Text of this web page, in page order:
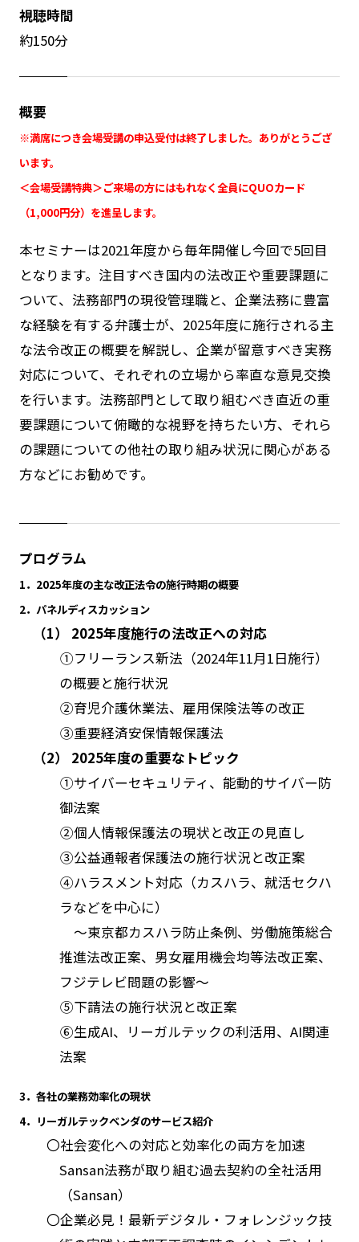
視聴時間
約150分
概要
※満席につき会場受講の申込受付は終了しました。ありがとうござ
います。
＜会場受講特典＞ご来場の方にはもれなく全員にQUOカード
（1,000円分）を進呈します。
本セミナーは2021年度から毎年開催し今回で5回目
となります。注目すべき国内の法改正や重要課題に
ついて、法務部門の現役管理職と、企業法務に豊富
な経験を有する弁護士が、2025年度に施行される主
な法令改正の概要を解説し、企業が留意すべき実務
対応について、それぞれの立場から率直な意見交換
を行います。法務部門として取り組むべき直近の重
要課題について俯瞰的な視野を持ちたい方、それら
の課題についての他社の取り組み状況に関心がある
方などにお勧めです。
プログラム
1．2025年度の主な改正法令の施行時期の概要
2．パネルディスカッション
（1） 2025年度施行の法改正への対応
➀フリーランス新法（2024年11月1日施行）
の概要と施行状況
➁育児介護休業法、雇用保険法等の改正
➂重要経済安保情報保護法
（2） 2025年度の重要なトピック
➀サイバーセキュリティ、能動的サイバー防
御法案
➁個人情報保護法の現状と改正の見直し
➂公益通報者保護法の施行状況と改正案
➃ハラスメント対応（カスハラ、就活セクハ
ラなどを中心に）
～東京都カスハラ防止条例、労働施策総合
推進法改正案、男女雇用機会均等法改正案、
フジテレビ問題の影響～
➄下請法の施行状況と改正案
➅生成AI、リーガルテックの利活用、AI関連
法案
3．各社の業務効率化の現状
4．リーガルテックベンダのサービス紹介
〇社会変化への対応と効率化の両方を加速
Sansan法務が取り組む過去契約の全社活用
（Sansan）
〇企業必見！最新デジタル・フォレンジック技